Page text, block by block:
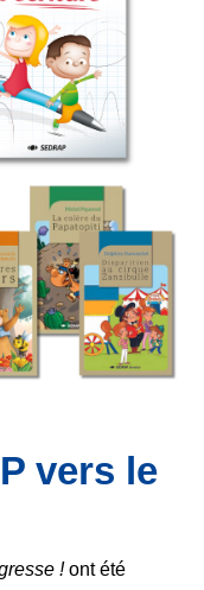
vers le
!ont été